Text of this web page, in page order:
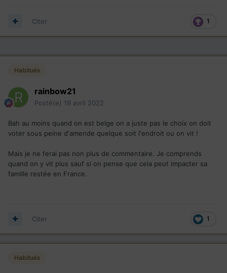
1
Citer
Habitués
rainbow21
Posté(e) 19 avril 2022
Bah au moins quand on est belge on a juste pas le choix on doit
voter sous peine d'amende quelque soit l'endroit ou on vit !
Mais je ne ferai pas non plus de commentaire. Je comprends
quand on y vit plus sauf si on pense que cela peut impacter sa
famille restée en France.
1
Citer
Habitués